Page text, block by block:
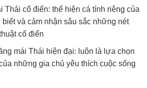
Thái cổ điển: thể hiện cá tính riêng của
và cảm nhận sâu sắc những nét
cổ điển
mái Thái hiện đại: luôn là lựa chọn
những gia chủ yêu thích cuộc sống